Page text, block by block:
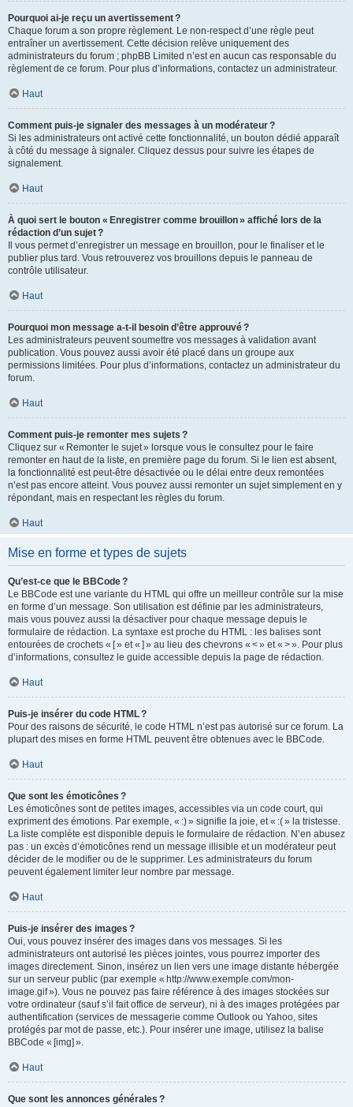
Pourquoi ai-je reçu un avertissement ?
Chaque forum a son propre règlement. Le non-respect d’une règle peut
entraîner un avertissement. Cette décision relève uniquement des
administrateurs du forum ; phpBB Limited n’est en aucun cas responsable du
règlement de ce forum. Pour plus d’informations, contactez un administrateur.
Haut
Comment puis-je signaler des messages à un modérateur ?
Si les administrateurs ont activé cette fonctionnalité, un bouton dédié apparaît
à côté du message à signaler. Cliquez dessus pour suivre les étapes de
signalement.
Haut
À quoi sert le bouton « Enregistrer comme brouillon » affiché lors de la
rédaction d’un sujet ?
Il vous permet d’enregistrer un message en brouillon, pour le finaliser et le
publier plus tard. Vous retrouverez vos brouillons depuis le panneau de
contrôle utilisateur.
Haut
Pourquoi mon message a-t-il besoin d’être approuvé ?
Les administrateurs peuvent soumettre vos messages à validation avant
publication. Vous pouvez aussi avoir été placé dans un groupe aux
permissions limitées. Pour plus d’informations, contactez un administrateur du
forum.
Haut
Comment puis-je remonter mes sujets ?
Cliquez sur « Remonter le sujet » lorsque vous le consultez pour le faire
remonter en haut de la liste, en première page du forum. Si le lien est absent,
la fonctionnalité est peut-être désactivée ou le délai entre deux remontées
n’est pas encore atteint. Vous pouvez aussi remonter un sujet simplement en y
répondant, mais en respectant les règles du forum.
Haut
Mise en forme et types de sujets
Qu’est-ce que le BBCode ?
Le BBCode est une variante du HTML qui offre un meilleur contrôle sur la mise
en forme d’un message. Son utilisation est définie par les administrateurs,
mais vous pouvez aussi la désactiver pour chaque message depuis le
formulaire de rédaction. La syntaxe est proche du HTML : les balises sont
entourées de crochets « [ » et « ] » au lieu des chevrons « < » et « > ». Pour plus
d’informations, consultez le guide accessible depuis la page de rédaction.
Haut
Puis-je insérer du code HTML ?
Pour des raisons de sécurité, le code HTML n’est pas autorisé sur ce forum. La
plupart des mises en forme HTML peuvent être obtenues avec le BBCode.
Haut
Que sont les émoticônes ?
Les émoticônes sont de petites images, accessibles via un code court, qui
expriment des émotions. Par exemple, « :) » signifie la joie, et « :( » la tristesse.
La liste complète est disponible depuis le formulaire de rédaction. N’en abusez
pas : un excès d’émoticônes rend un message illisible et un modérateur peut
décider de le modifier ou de le supprimer. Les administrateurs du forum
peuvent également limiter leur nombre par message.
Haut
Puis-je insérer des images ?
Oui, vous pouvez insérer des images dans vos messages. Si les
administrateurs ont autorisé les pièces jointes, vous pourrez importer des
images directement. Sinon, insérez un lien vers une image distante hébergée
sur un serveur public (par exemple « http://www.exemple.com/mon-
image.gif »). Vous ne pouvez pas faire référence à des images stockées sur
votre ordinateur (sauf s’il fait office de serveur), ni à des images protégées par
authentification (services de messagerie comme Outlook ou Yahoo, sites
protégés par mot de passe, etc.). Pour insérer une image, utilisez la balise
BBCode « [img] ».
Haut
Que sont les annonces générales ?